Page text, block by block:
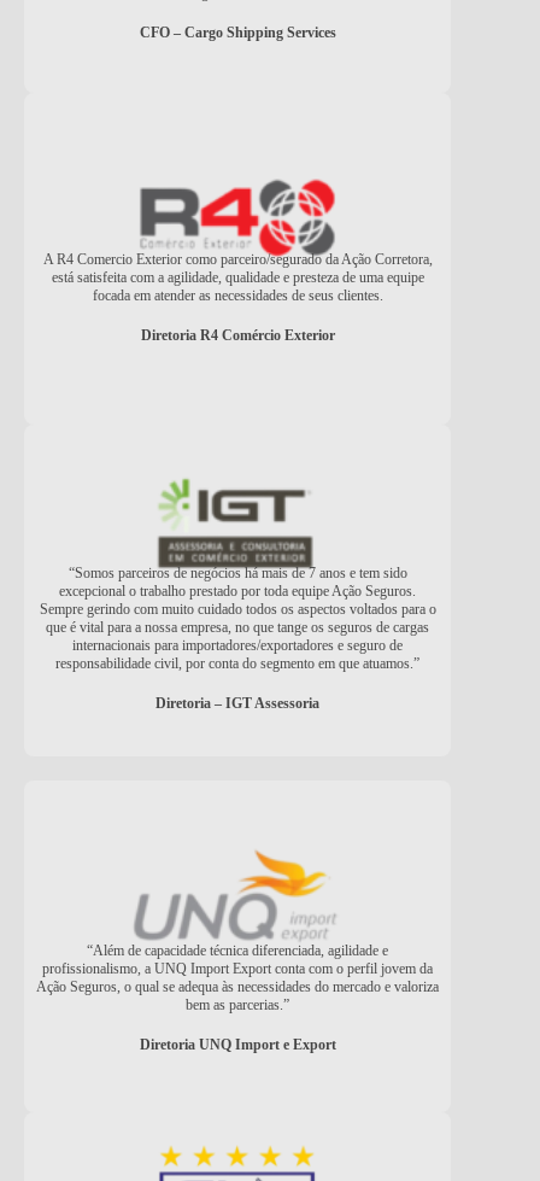
CFO – Cargo Shipping Services
A R4 Comercio Exterior como parceiro/segurado da Ação Corretora,
está satisfeita com a agilidade, qualidade e presteza de uma equipe
focada em atender as necessidades de seus clientes.
Diretoria R4 Comércio Exterior
“Somos parceiros de negócios há mais de 7 anos e tem sido
excepcional o trabalho prestado por toda equipe Ação Seguros.
Sempre gerindo com muito cuidado todos os aspectos voltados para o
que é vital para a nossa empresa, no que tange os seguros de cargas
internacionais para importadores/exportadores e seguro de
responsabilidade civil, por conta do segmento em que atuamos.”
Diretoria – IGT Assessoria
“Além de capacidade técnica diferenciada, agilidade e
profissionalismo, a UNQ Import Export conta com o perfil jovem da
Ação Seguros, o qual se adequa às necessidades do mercado e valoriza
bem as parcerias.”
Diretoria UNQ Import e Export